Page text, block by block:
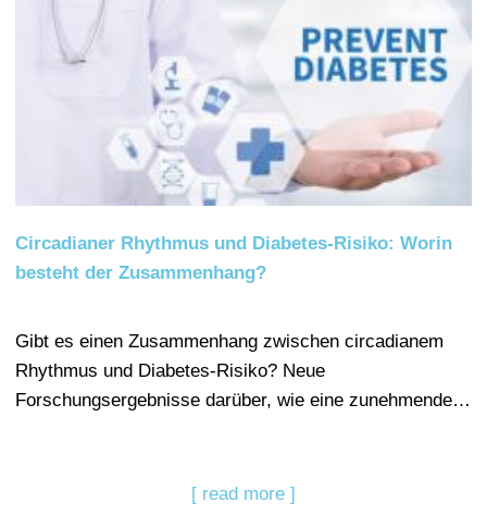
Circadianer Rhythmus und Diabetes-Risiko: Worin
besteht der Zusammenhang?
Gibt es einen Zusammenhang zwischen circadianem
Rhythmus und Diabetes-Risiko? Neue
Forschungsergebnisse darüber, wie eine zunehmende…
[ read more ]